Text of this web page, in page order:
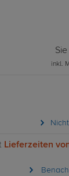
inkl.
Lieferzeiten